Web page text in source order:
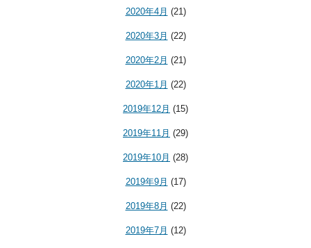
2020年4月 (21)
2020年3月 (22)
2020年2月 (21)
2020年1月 (22)
2019年12月 (15)
2019年11月 (29)
2019年10月 (28)
2019年9月 (17)
2019年8月 (22)
2019年7月 (12)